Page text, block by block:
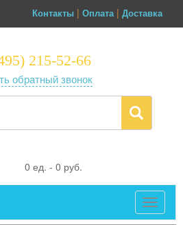
Контакты | Оплата | Доставка
215-52-66
обратный звонок
0 ед. - 0 руб.
Toggle